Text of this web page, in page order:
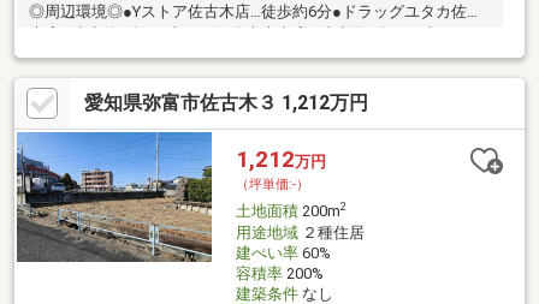
◎周辺環境◎●Yストア佐古木店…徒歩約6分●ドラッグユタカ佐古
ブン弥富佐古木店…徒歩約9分●弥富市立白鳥小学校…徒歩約19分●
弥富市立弥富北中学校…徒歩約26分
▲▽▲▽▲▽▲▽▲▽▲▽▲▽▲▽▲▽▲▽▲▽▲▽▲▽未公開
物件もご用意しております！お客様にあった物件をご紹介いたし
ます！０１２０－９２０－３１１【通話料無料】弊社ＨＰもご確
認ください！ジョイナスカンパニーおうち探し専門店おうち侍ま
で▲▽▲▽▲▽▲▽▲▽▲▽▲▽▲▽▲▽▲▽▲▽▲▽▲▽
愛知県弥富市佐古木３ 1,212万円
1,212万円
（坪単価:-）
土地面積200m2
用途地域２種住居
建ぺい率60%
容積率200%
建築条件なし